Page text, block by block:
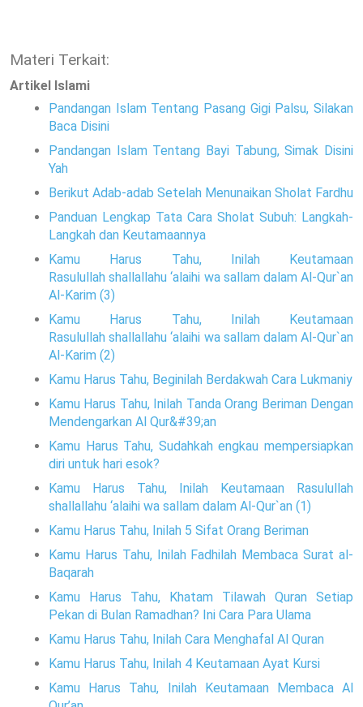
Materi Terkait:
Artikel Islami
Pandangan Islam Tentang Pasang Gigi Palsu, Silakan
Baca Disini
Pandangan Islam Tentang Bayi Tabung, Simak Disini
Yah
Berikut Adab-adab Setelah Menunaikan Sholat Fardhu
Panduan Lengkap Tata Cara Sholat Subuh: Langkah-
Langkah dan Keutamaannya
Kamu Harus Tahu, Inilah Keutamaan
Rasulullah shallallahu ‘alaihi wa sallam dalam Al-Qur`an
Al-Karim (3)
Kamu Harus Tahu, Inilah Keutamaan
Rasulullah shallallahu ‘alaihi wa sallam dalam Al-Qur`an
Al-Karim (2)
Kamu Harus Tahu, Beginilah Berdakwah Cara Lukmaniy
Kamu Harus Tahu, Inilah Tanda Orang Beriman Dengan
Mendengarkan Al Qur&#39;an
Kamu Harus Tahu, Sudahkah engkau mempersiapkan
diri untuk hari esok?
Kamu Harus Tahu, Inilah Keutamaan Rasulullah
shallallahu ‘alaihi wa sallam dalam Al-Qur`an (1)
Kamu Harus Tahu, Inilah 5 Sifat Orang Beriman
Kamu Harus Tahu, Inilah Fadhilah Membaca Surat al-
Baqarah
Kamu Harus Tahu, Khatam Tilawah Quran Setiap
Pekan di Bulan Ramadhan? Ini Cara Para Ulama
Kamu Harus Tahu, Inilah Cara Menghafal Al Quran
Kamu Harus Tahu, Inilah 4 Keutamaan Ayat Kursi
Kamu Harus Tahu, Inilah Keutamaan Membaca Al